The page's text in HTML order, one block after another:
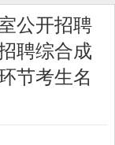
公开招聘
聘综合成
节考生名